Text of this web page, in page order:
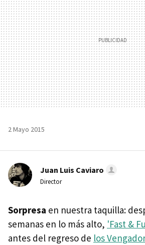
2 Mayo 2015
Juan Luis Caviaro
Director
Sorpresa en nuestra taquilla:
semanas en lo más alto, 'Fast &
antes del regreso de los